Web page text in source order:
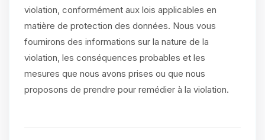
violation, conformément aux lois applicables en
matière de protection des données. Nous vous
fournirons des informations sur la nature de la
violation, les conséquences probables et les
mesures que nous avons prises ou que nous
proposons de prendre pour remédier à la violation.